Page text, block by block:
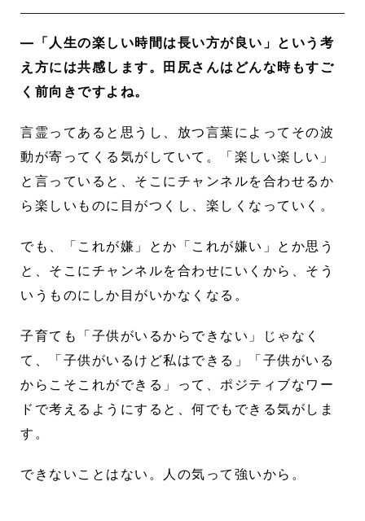
―「人生の楽しい時間は長い方が良い」という考
え方には共感します。田尻さんはどんな時もすご
く前向きですよね。
言霊ってあると思うし、放つ言葉によってその波
動が寄ってくる気がしていて。「楽しい楽しい」
と言っていると、そこにチャンネルを合わせるか
ら楽しいものに目がつくし、楽しくなっていく。
でも、「これが嫌」とか「これが嫌い」とか思う
と、そこにチャンネルを合わせにいくから、そう
いうものにしか目がいかなくなる。
子育ても「子供がいるからできない」じゃなく
て、「子供がいるけど私はできる」「子供がいる
からこそこれができる」って、ポジティブなワー
ドで考えるようにすると、何でもできる気がしま
す。
できないことはない。人の気って強いから。